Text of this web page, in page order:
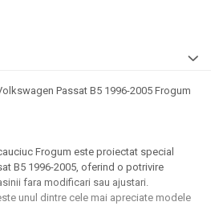
Passat B5 1996-2005 Frogum
Frogum este proiectat special
B5 1996-2005, oferind o potrivire
fara modificari sau ajustari.
unul dintre cele mai apreciate modele